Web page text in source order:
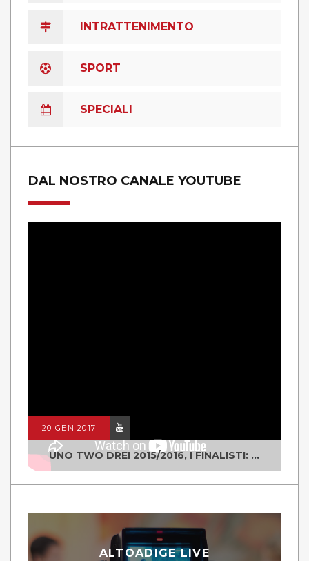
INTRATTENIMENTO
SPORT
SPECIALI
DAL NOSTRO CANALE YOUTUBE
20 GEN 2017
UNO TWO DREI 2015/2016, I FINALISTI: CLASSE IV ALS ISTITUTO "DEGASPERI" BORGO VALSUGANA
ALTOADIGE LIVE